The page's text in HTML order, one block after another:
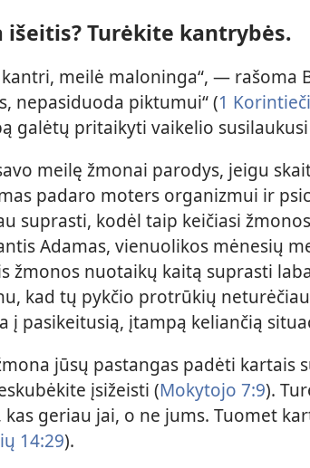
išeitis? Turėkite kantrybės.
kantri, meilė maloninga“, — rašoma
nepasiduoda piktumui“ (1
galėtų pritaikyti vaikelio
meilę žmonai parodys, jeigu
padaro moters organizmui ir
suprasti, kodėl taip keičiasi
Adamas, vienuolikos mėnesių
žmonos nuotaikų kaitą suprasti
kad tų pykčio protrūkių
į pasikeitusią, įtampą keliančią
jūsų pastangas padėti kartais
įsižeisti (Mokytojo 7:9).
geriau jai, o ne jums. Tuomet
14:29).